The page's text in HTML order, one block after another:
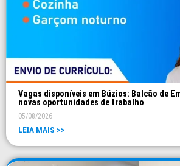
Vagas disponíveis em Búzios: Balcão de
novas oportunidades de trabalho
05/08/2026
LEIA MAIS >>